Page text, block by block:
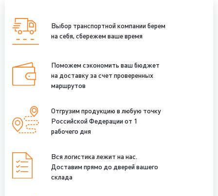
Выбор транспортной компании берем
на себя, сбережем ваше время
Поможем сэкономить ваш бюджет
на доставку за счет проверенных
маршрутов
Отгрузим продукцию в любую точку
Российской Федерации от 1
рабочего дня
Вся логистика лежит на нас.
Доставим прямо до дверей вашего
склада